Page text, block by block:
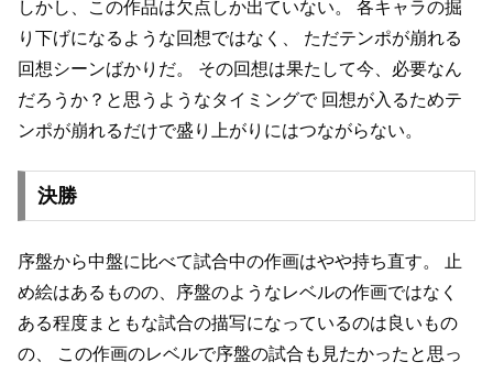
しかし、この作品は欠点しか出ていない。
各キャラの掘
り下げになるような回想ではなく、
ただテンポが崩れる
回想シーンばかりだ。
その回想は果たして今、必要なん
だろうか？と思うようなタイミングで回想が入るためテ
ンポが崩れるだけで盛り上がりにはつながらない。
決勝
序盤から中盤に比べて試合中の作画はやや持ち直す。
止
め絵はあるものの、序盤のようなレベルの作画ではなく
ある程度まともな試合の描写になっているのは良いもの
の、
この作画のレベルで序盤の試合も見たかったと思っ